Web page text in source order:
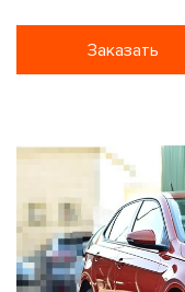
Заказать